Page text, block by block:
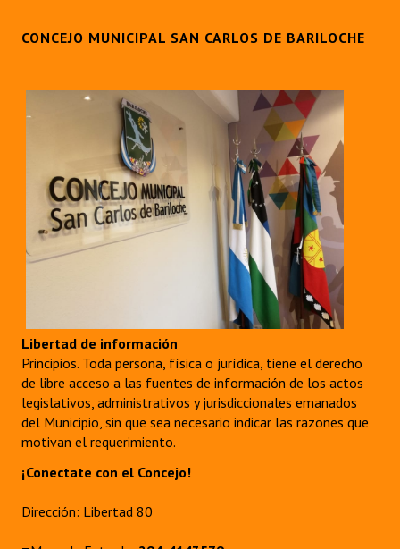
CONCEJO MUNICIPAL SAN CARLOS DE BARILOCHE
Libertad de información
Principios. Toda persona, física o jurídica, tiene el derecho
de libre acceso a las fuentes de información de los actos
legislativos, administrativos y jurisdiccionales emanados
del Municipio, sin que sea necesario indicar las razones que
motivan el requerimiento.
¡Conectate con el Concejo!
Dirección: Libertad 80